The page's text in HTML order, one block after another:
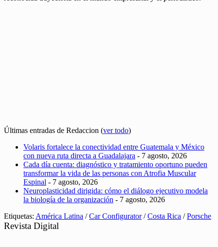
Últimas entradas de Redaccion (ver todo)
Volaris fortalece la conectividad entre Guatemala y México
con nueva ruta directa a Guadalajara - 7 agosto, 2026
Cada día cuenta: diagnóstico y tratamiento oportuno pueden
transformar la vida de las personas con Atrofia Muscular
Espinal - 7 agosto, 2026
Neuroplasticidad dirigida: cómo el diálogo ejecutivo modela
la biología de la organización - 7 agosto, 2026
Etiquetas: América Latina /Car Configurator/Costa Rica /Porsche
Revista Digital